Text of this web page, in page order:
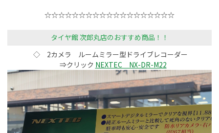
☆☆☆☆☆☆☆☆☆☆☆☆☆☆☆☆☆☆☆
タイヤ館 次郎丸店のおすすめ商品！！
◇ 2カメラ ルームミラー型ドライブレコーダー
⇒クリック NEXTEC NX-DR-M22